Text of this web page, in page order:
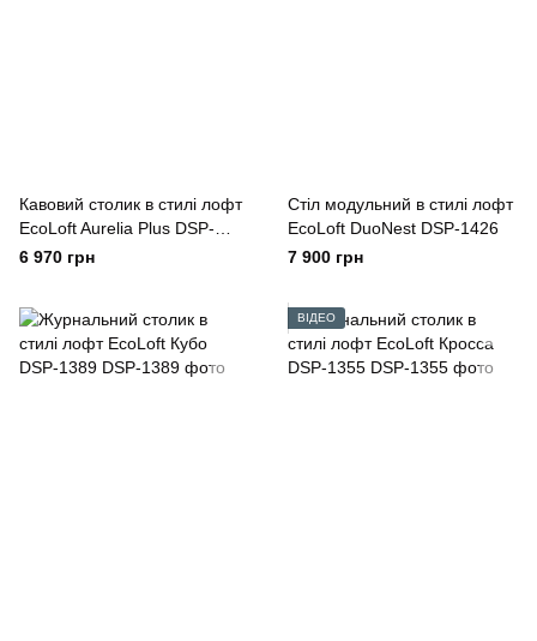
Кавовий столик в стилі лофт
EcoLoft Aurelia Plus DSP-
1160
6 970 грн
Стіл модульний в стилі лофт
EcoLoft DuoNest DSP-1426
7 900 грн
ВІДЕО